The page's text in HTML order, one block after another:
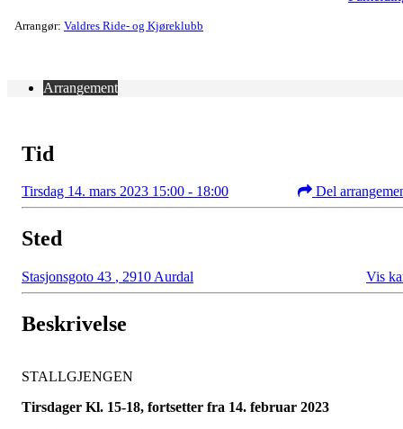
Arrangør: Valdres Ride- og Kjøreklubb
Arrangement
Tid
Tirsdag 14. mars 2023 15:00 - 18:00 Del
Sted
Stasjonsgoto 43 , 2910 Aurdal Vis
Beskrivelse
STALLGJENGEN
Tirsdager Kl. 15-18, fortsetter fra 14. februar 2023